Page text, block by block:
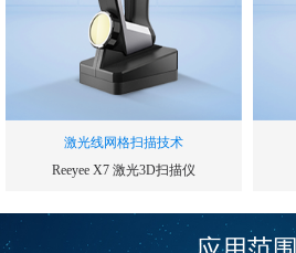
480000次/秒
激光线网格扫描技术
Reeyee X7 激光3D扫描仪